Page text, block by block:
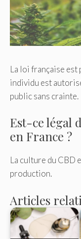
La loi française est
individu est
public sans crainte.
Est-ce légal
en France ?
La culture du CBD
production.
Articles